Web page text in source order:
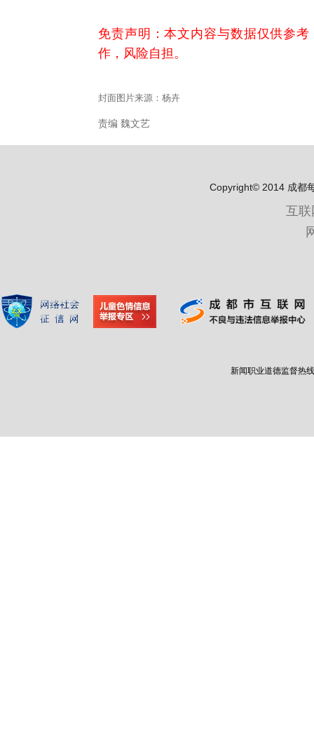
免责声明：本文内容与数据仅供参
作，风险自担。
封面图片来源：杨卉
责编 魏文艺
Copyright© 2014 成都
互
新闻职业道德监督热